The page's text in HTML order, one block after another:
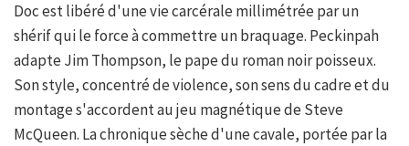
Doc est libéré d'une vie carcérale millimétrée par un
shérif qui le force à commettre un braquage. Peckinpah
adapte Jim Thompson, le pape du roman noir poisseux.
Son style, concentré de violence, son sens du cadre et du
montage s'accordent au jeu magnétique de Steve
McQueen. La chronique sèche d'une cavale, portée par la